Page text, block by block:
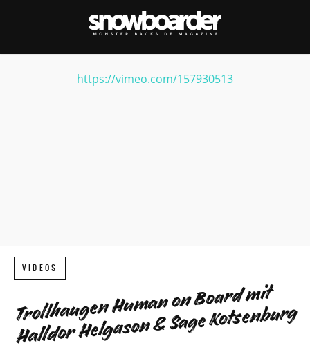
https://vimeo.com/157930513
VIDEOS
Trollhaugen Human on Board mit
Halldor Helgason & Sage Kotsenburg